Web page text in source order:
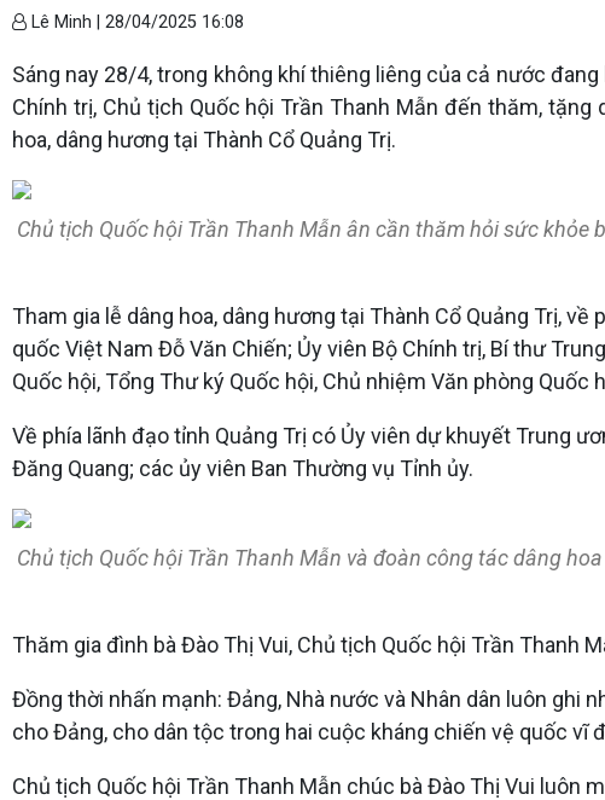
Lê Minh | 28/04/2025 16:08
Sáng nay 28/4, trong không khí thiêng liêng của cả nước
Chính trị, Chủ tịch Quốc hội Trần Thanh Mẫn đến thăm,
hoa, dâng hương tại Thành Cổ Quảng Trị.
Chủ tịch Quốc hội Trần Thanh Mẫn ân cần thăm hỏi sức khỏe
Tham gia lễ dâng hoa, dâng hương tại Thành Cổ Quảng Trị,
quốc Việt Nam Đỗ Văn Chiến; Ủy viên Bộ Chính trị, Bí thư
Quốc hội, Tổng Thư ký Quốc hội, Chủ nhiệm Văn phòng Quốc
Về phía lãnh đạo tỉnh Quảng Trị có Ủy viên dự khuyết Trung
Đăng Quang; các ủy viên Ban Thường vụ Tỉnh ủy.
Chủ tịch Quốc hội Trần Thanh Mẫn và đoàn công tác dâng
Thăm gia đình bà Đào Thị Vui, Chủ tịch Quốc hội Trần Thanh
Đồng thời nhấn mạnh: Đảng, Nhà nước và Nhân dân luôn ghi
cho Đảng, cho dân tộc trong hai cuộc kháng chiến vệ quốc vĩ
Chủ tịch Quốc hội Trần Thanh Mẫn chúc bà Đào Thị Vui luôn